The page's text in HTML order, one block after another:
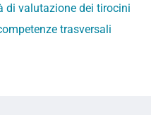
di valutazione dei tirocini
trasversali